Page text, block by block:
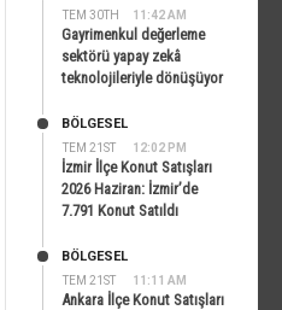
TEM 30TH 11:42 AM
Gayrimenkul değerleme
sektörü yapay zekâ
teknolojileriyle dönüşüyor
TEM 21ST 12:02 PM
BÖLGESEL
İzmir İlçe Konut Satışları
2026 Haziran: İzmir’de
7.791 Konut Satıldı
TEM 21ST 11:11 AM
BÖLGESEL
Ankara İlçe Konut Satışları